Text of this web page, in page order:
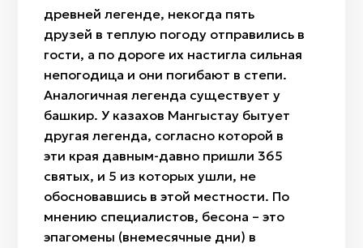
древней легенде, некогда пять
друзей в теплую погоду отправились в
гости, а по дороге их настигла сильная
непогодица и они погибают в степи.
Аналогичная легенда существует у
башкир. У казахов Мангыстау бытует
другая легенда, согласно которой в
эти края давным-давно пришли 365
святых, и 5 из которых ушли, не
обосновавшись в этой местности. По
мнению специалистов, бесқонақ – это
эпагомены (внемесячные дни) в